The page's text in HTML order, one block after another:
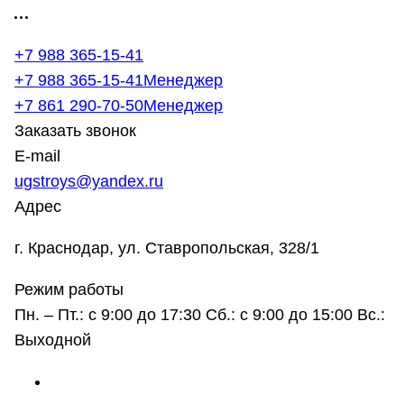
+7 988 365-15-41
+7 988 365-15-41Менеджер
+7 861 290-70-50Менеджер
Заказать звонок
E-mail
ugstroys@yandex.ru
Адрес
г. Краснодар, ул. Ставропольская, 328/1
Режим работы
Пн. – Пт.: с 9:00 до 17:30 Сб.: с 9:00 до 15:00 Вс.:
Выходной